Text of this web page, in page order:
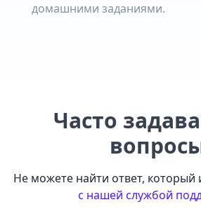
домашними заданиями.
Часто
Не можете найти ответ, который
с нашей службой